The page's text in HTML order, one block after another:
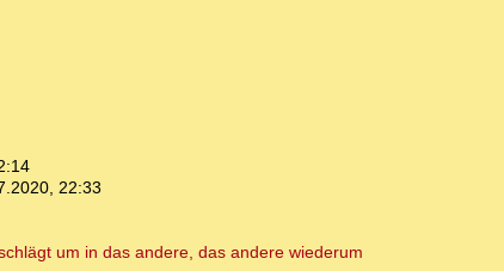
22:33
um in das andere, das andere wiederum